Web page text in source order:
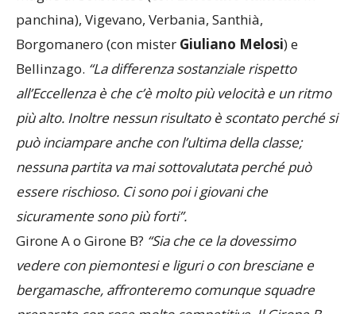
maglie di Solbiatese (con
panchina), Vigevano, Verbania, Santhià,
Borgomanero (con mister
Bellinzago.
“La differenza sostanziale rispetto
all’Eccellenza è che c’è molto più velocità e un ritmo
più alto. Inoltre nessun risultato è scontato perché si
può inciampare anche con l’ultima della classe;
nessuna partita va mai sottovalutata perché può
essere rischioso. Ci sono poi i giovani che
sicuramente sono più forti”.
vedere con piemontesi e liguri o con bresciane e
bergamasche, affronteremo comunque squadre